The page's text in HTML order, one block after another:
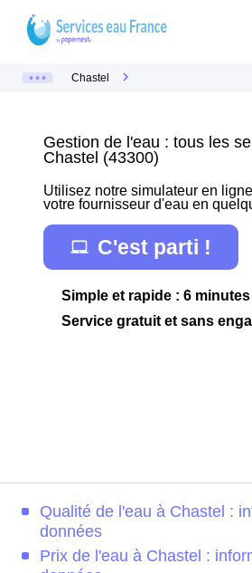
Chastel
Gestion de l'eau : tous les
Chastel (43300)
Utilisez notre simulateur en
votre fournisseur d'eau en
C'est parti !
Simple et rapide : 6
Service gratuit et sans
Qualité de l'eau à Chastel :
données
Prix de l'eau à Chastel :